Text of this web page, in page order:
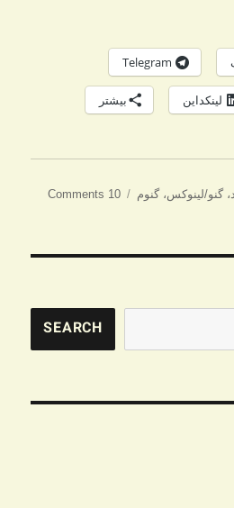
Telegram
لینکداین بیشتر
،گنو/لینوکس،گنوم 10 Comments
SEARCH